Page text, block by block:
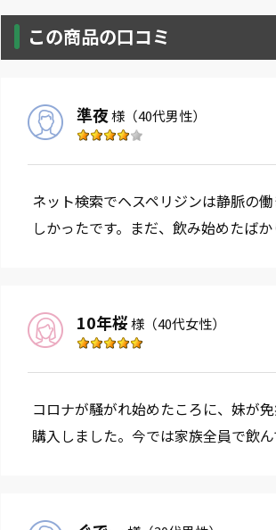
この商品の口コミ
準夜 様 （40代男性）
ネット検索でヘスペリジンは静脈の
しかったです。まだ、飲み始めたば
10年桜 様 （40代女性）
コロナが騒がれ始めたころに、妹が
購入しました。今では家族全員で飲ん